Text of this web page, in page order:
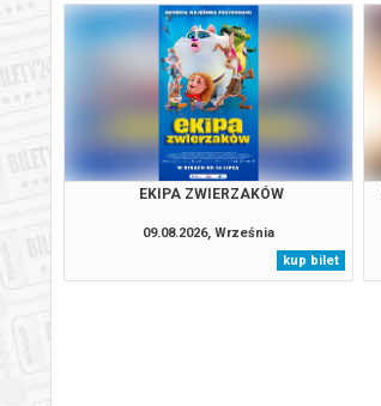
EKIPA ZWIERZAKÓW
09.08.2026, Września
kup bilet